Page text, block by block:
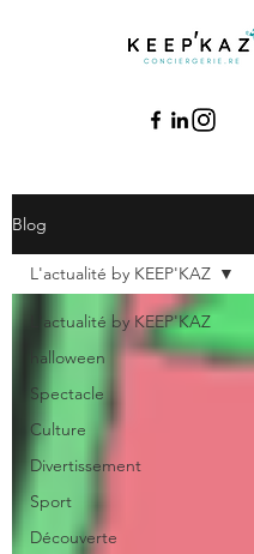
Blog
L'actualité by KEEP'KAZ
halloween
Spectacle
Culture
Divertissement
Sport
Découverte
L'actualité by KEEP'KAZ